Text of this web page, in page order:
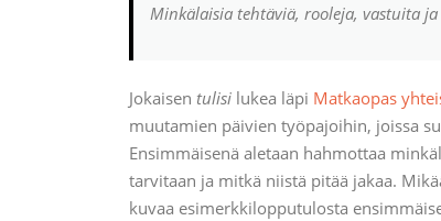
Minkälaisia tehtäviä, rooleja, vastuita
Jokaisen tulisi lukea läpi Matkaopas
muutamien päivien työpajoihin, joissa
Ensimmäisenä aletaan hahmottaa
tarvitaan ja mitkä niistä pitää jakaa.
kuvaa esimerkkilopputulosta